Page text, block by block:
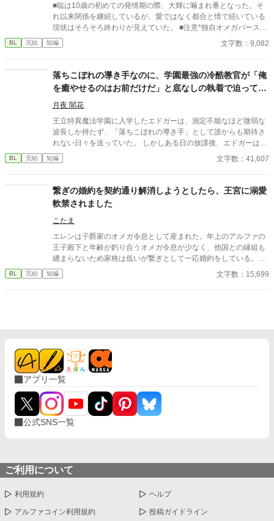
■聡は10歳の初めての発情期の際、大輝に噛まれ番となった。そ
れ以来関係を継続しているが、愛ではなく都合と情で続いている
現状はそろそろ終わりが見えていた。 ■注意*独自オメガバース設
定。■『それは愛か本能か』と同じ世界設定です。関係は一切な
し。
BL 完結 短編 文字数：9,082
落ちこぼれの導き手なのに、学園最強の冷酷教官が「俺
を癒やせるのはお前だけだ」と底なしの執着で迫ってき
ます
月夜 闇花
王立特異魔法学園に入学したエドガーは、測定不能なほど微弱な
波長しか持たず、「落ちこぼれの導き手」として誰からも期待さ
れない日々を送っていた。 しかしある日の放課後、エドガーは学
園で最も恐れられる最強の戦闘魔術教官、レオン・ヴァレンタイ
ンの秘密を知ってしまう。 強大すぎる魔力ゆえに、五感が暴走す
底知れぬ静かな波長は、世界で唯一、彼の苦痛を完全に溶かすこ
とができるものだった。 「お前は、俺の専属の導き手になるん
だ」 痛みを癒やしたことで、冷酷なはずの最強教官から底なしの
執着と溺愛を向けられるようになり――！？ 孤独な二人の魂が共
鳴する、極上の救済と溺愛の学園ファンタジー。 ※センチネルバ
ースをベースにした独自設定（特異覚醒者×導き手）です。
BL 完結 短編 文字数：41,607
繋ぎの婚約を契約通り解消しようとしたら、王宮に溺愛
軟禁されました
こたま
エレンは子爵家のオメガ令息として産まれた。年上のアルファの
王子殿下と年齢が釣り合うオメガ令息が少なく、他国との縁組も
纏まらないため家格は低いが繋ぎとして一応婚約をしている。王
子のことは兄のように慕っており、初恋の人ではあるけれど、契
約終了時期か王子に想い人が現れた時には解消されるものと考え
BL 完結 短編 文字数：15,699
アプリ一覧
公式SNS一覧
ご利用について
利用規約 ヘルプ
アルファコイン利用規約 投稿ガイドライン